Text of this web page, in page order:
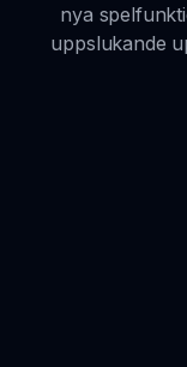
nya
uppslukande